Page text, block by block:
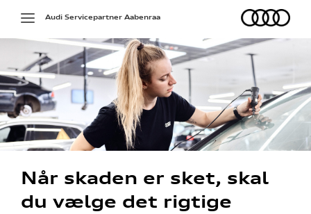
Toggle
navigation
Audi
Audi Servicepartner Aabenraa
Når skaden er sket, skal
du vælge det rigtige